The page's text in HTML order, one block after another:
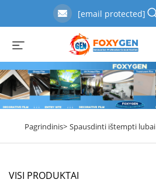
[email protected]
Pagrindinis> Spausdinti ištempti lubai
VISI PRODUKTAI